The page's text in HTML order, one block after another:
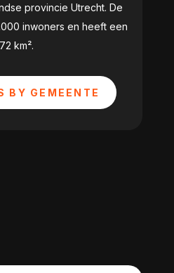
provincie Utrecht. De
inwoners en heeft een
km².
BY GEMEENTE